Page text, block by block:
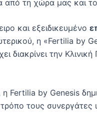
από τη χώρα μας και
και εξειδικευμένο
η «Fertilia by
διακρίνει την
η Fertilia by Genesis
τους συνεργάτες